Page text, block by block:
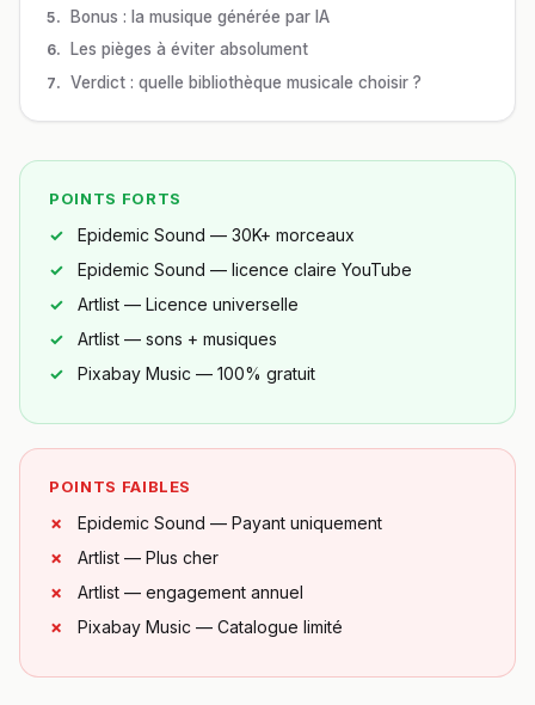
Bonus : la musique générée par IA
Les pièges à éviter absolument
Verdict : quelle bibliothèque musicale choisir ?
POINTS FORTS
Epidemic Sound — 30K+ morceaux
Epidemic Sound — licence claire YouTube
Artlist — Licence universelle
Artlist — sons + musiques
Pixabay Music — 100% gratuit
POINTS FAIBLES
Epidemic Sound — Payant uniquement
Artlist — Plus cher
Artlist — engagement annuel
Pixabay Music — Catalogue limité